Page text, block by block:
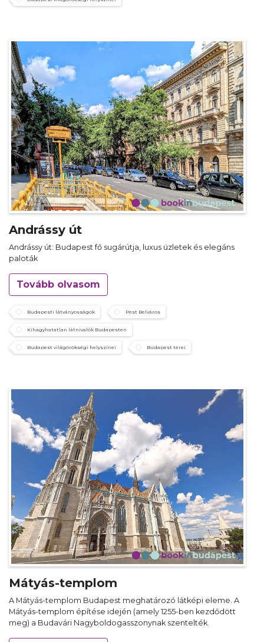
Andrássy út
Andrássy út: Budapest fő sugárútja, luxus üzletek és elegáns
paloták
Tovább olvasom
Budapesti látványosságok Pest Belváros
Kihagyhatatlan látnivalók Budapesten
Budapest világörökségi helyszínei Budapest terei
Mátyás-templom
A Mátyás-templom Budapest meghatározó látképi eleme. A
Mátyás-templom építése idején (amely 1255-ben kezdődött
meg) a Budavári Nagyboldogasszonynak szentelték.